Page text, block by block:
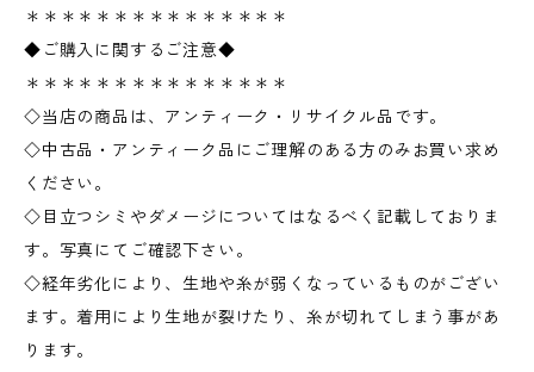
＊＊＊＊＊＊＊＊＊＊＊＊＊＊＊
◆ご購入に関するご注意◆
＊＊＊＊＊＊＊＊＊＊＊＊＊＊＊
◇当店の商品は、アンティーク・リサイクル品です。
◇中古品・アンティーク品にご理解のある方のみお買い求め
ください。
◇目立つシミやダメージについてはなるべく記載しておりま
す。写真にてご確認下さい。
◇経年劣化により、生地や糸が弱くなっているものがござい
ます。着用により生地が裂けたり、糸が切れてしまう事があ
ります。